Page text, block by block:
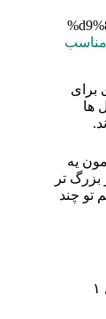
مناسب
برای
ها
هامون یه
بزرگ‌ تر
هم تو چند
برای شروع کار و دادن یه حجم اولیه، معمولاً حداقل ۱